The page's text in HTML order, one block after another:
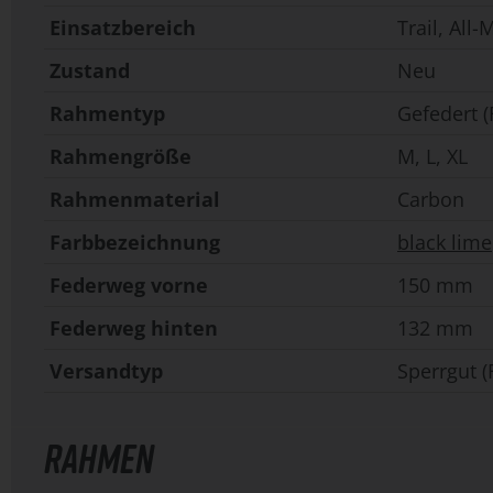
Einsatzbereich
Trail, All-
Zustand
Neu
Rahmentyp
Gefedert
Rahmengröße
M, L, XL
Rahmenmaterial
Carbon
Farbbezeichnung
black lime
Federweg vorne
150 mm
Federweg hinten
132 mm
Versandtyp
Sperrgut
RAHMEN